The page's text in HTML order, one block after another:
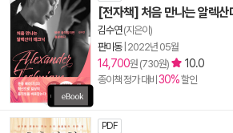
[전자책] 처음 만나는 알렉산
김수연(지은이)
판미동| 2022년 05월
14,700원 (730원) 10.0
종이책 정가 대비 30%할인
PDF